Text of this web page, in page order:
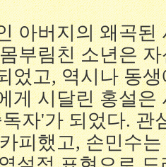
아버지의 왜곡된
부림친 소년은
었고, 역시나 동
게 시달린 홍설은
자'가 되었다. 관
피했고, 손민수